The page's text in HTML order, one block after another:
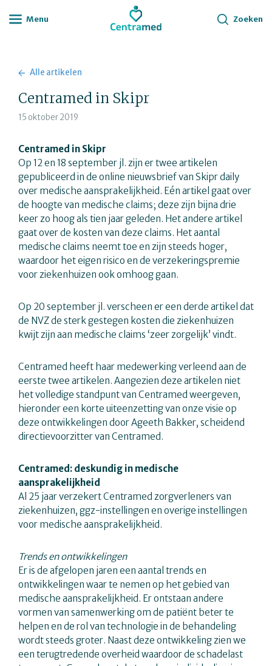
Menu Zoeken
Alle artikelen
Centramed in Skipr
15 oktober 2019
Centramed in Skipr
Op 12 en 18 september jl. zijn er twee artikelen
gepubliceerd in de online nieuwsbrief van Skipr daily
over medische aansprakelijkheid. Eén artikel gaat over
de hoogte van medische claims; deze zijn bijna drie
keer zo hoog als tien jaar geleden. Het andere artikel
gaat over de kosten van deze claims. Het aantal
medische claims neemt toe en zijn steeds hoger,
waardoor het eigen risico en de verzekeringspremie
voor ziekenhuizen ook omhoog gaan.
Op 20 september jl. verscheen er een derde artikel dat
de NVZ de sterk gestegen kosten die ziekenhuizen
kwijt zijn aan medische claims ‘zeer zorgelijk’ vindt.
Centramed heeft haar medewerking verleend aan de
eerste twee artikelen. Aangezien deze artikelen niet
het volledige standpunt van Centramed weergeven,
hieronder een korte uiteenzetting van onze visie op
deze ontwikkelingen door Ageeth Bakker, scheidend
directievoorzitter van Centramed.
Centramed: deskundig in medische
aansprakelijkheid
Al 25 jaar verzekert Centramed zorgverleners van
ziekenhuizen, ggz-instellingen en overige instellingen
voor medische aansprakelijkheid.
Trends en ontwikkelingen
Er is de afgelopen jaren een aantal trends en
ontwikkelingen waar te nemen op het gebied van
medische aansprakelijkheid. Er ontstaan andere
vormen van samenwerking om de patiënt beter te
helpen en de rol van technologie in de behandeling
wordt steeds groter. Naast deze ontwikkeling zien we
een terugtredende overheid waardoor de schadelast